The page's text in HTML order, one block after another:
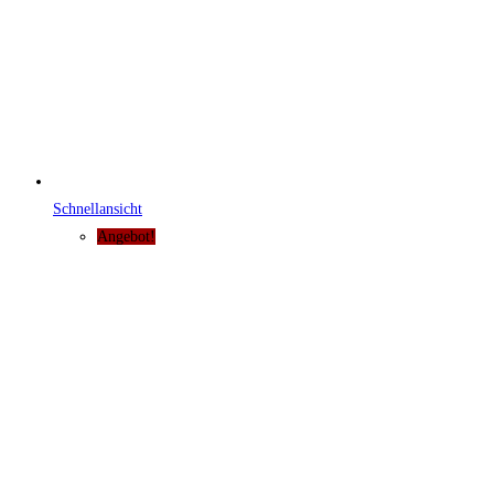
Schnellansicht
Angebot!